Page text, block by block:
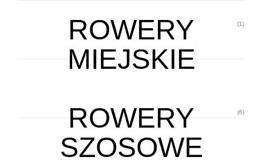
ROWERY
MIEJSKIE
(1)
ROWERY
SZOSOWE
(6)